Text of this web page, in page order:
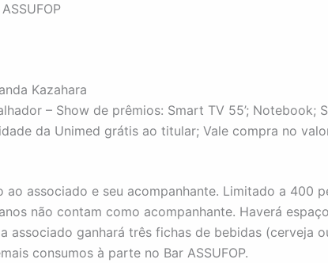
Kazahara
– Show de prêmios: Smart TV 55’; Notebook;
da Unimed grátis ao titular; Vale compra no
ao associado e seu acompanhante. Limitado a 400
não contam como acompanhante. Haverá
associado ganhará três fichas de bebidas (cerveja
consumos à parte no Bar ASSUFOP.